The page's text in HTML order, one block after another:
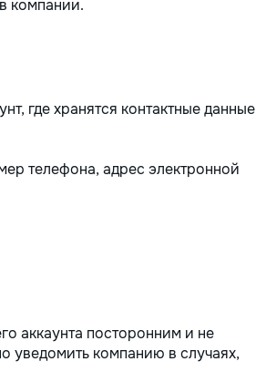
компании.
где хранятся контактные данные
телефона, адрес электронной
аккаунта посторонним и не
уведомить компанию в случаях,